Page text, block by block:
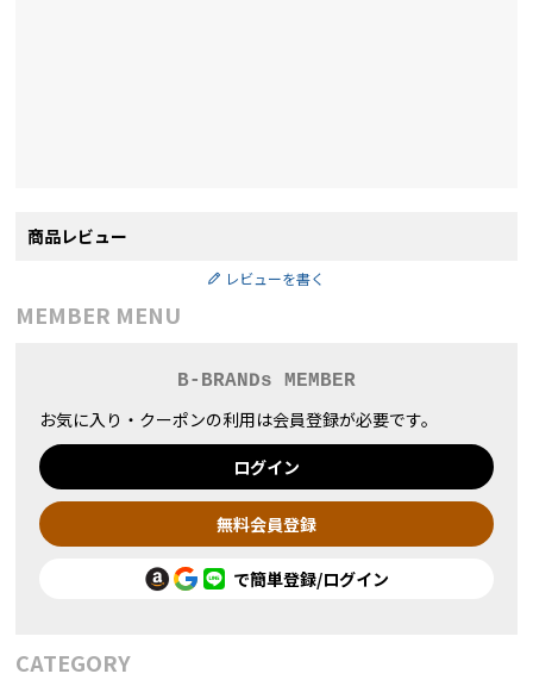
商品レビュー
レビューを書く
MEMBER MENU
B-BRANDs MEMBER
お気に入り・クーポンの利用は会員登録が必要です。
ログイン
無料会員登録
で簡単登録/ログイン
CATEGORY